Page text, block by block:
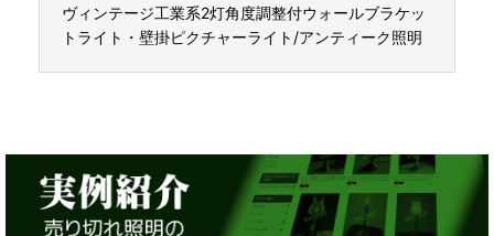
ヴィンテージ工業系2灯角度調整付ウォールブラケッ
トライト・壁掛ピクチャーライト/アンティーク照明